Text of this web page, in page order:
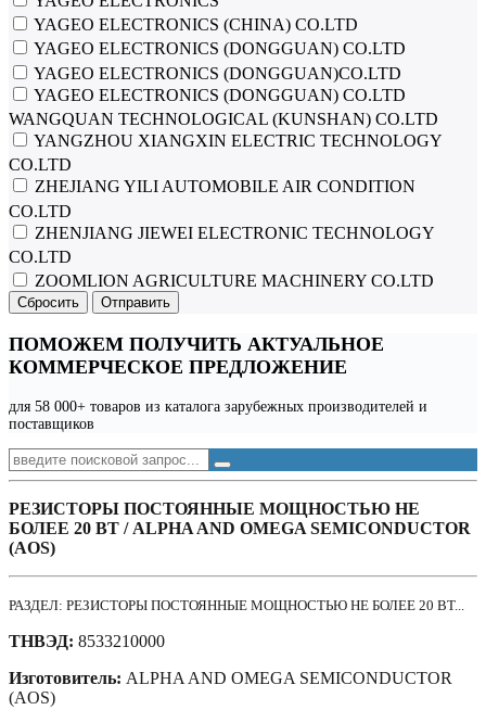
YAGEO ELECTRONICS (CHINA) CO.LTD
YAGEO ELECTRONICS (DONGGUAN) CO.LTD
YAGEO ELECTRONICS (DONGGUAN)CO.LTD
YAGEO ELECTRONICS (DONGGUAN) CO.LTD
WANGQUAN TECHNOLOGICAL (KUNSHAN) CO.LTD
YANGZHOU XIANGXIN ELECTRIC TECHNOLOGY
CO.LTD
ZHEJIANG YILI AUTOMOBILE AIR CONDITION
CO.LTD
ZHENJIANG JIEWEI ELECTRONIC TECHNOLOGY
CO.LTD
ZOOMLION AGRICULTURE MACHINERY CO.LTD
Сбросить Отправить
ПОМОЖЕМ ПОЛУЧИТЬ АКТУАЛЬНОЕ
КОММЕРЧЕСКОЕ ПРЕДЛОЖЕНИЕ
для 58 000+ товаров из каталога зарубежных производителей и
поставщиков
РЕЗИСТОРЫ ПОСТОЯННЫЕ МОЩНОСТЬЮ НЕ
БОЛЕЕ 20 ВТ / ALPHA AND OMEGA SEMICONDUCTOR
(AOS)
РАЗДЕЛ: РЕЗИСТОРЫ ПОСТОЯННЫЕ МОЩНОСТЬЮ НЕ БОЛЕЕ 20 ВТ...
ТНВЭД: 8533210000
Изготовитель: ALPHA AND OMEGA SEMICONDUCTOR
(AOS)